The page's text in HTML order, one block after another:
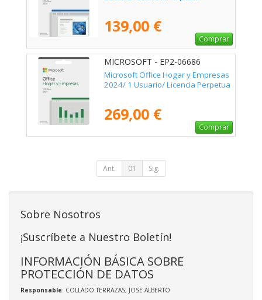
139,00 €
Comprar
MICROSOFT - EP2-06686
Microsoft Office Hogar y Empresas
2024/ 1 Usuario/ Licencia Perpetua
269,00 €
Comprar
Ant. 01 Sig.
Sobre Nosotros
¡Suscríbete a Nuestro Boletín!
INFORMACIÓN BÁSICA SOBRE
PROTECCIÓN DE DATOS
Responsable: COLLADO TERRAZAS, JOSE ALBERTO